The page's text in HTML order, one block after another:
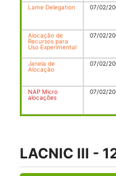
Lame Delegation
07/02/
Alocação de
Recursos para
Uso Experimental
07/02/
Janela de
Alocação
07/02/
NAP Micro
alocações
07/02/
LACNIC III -